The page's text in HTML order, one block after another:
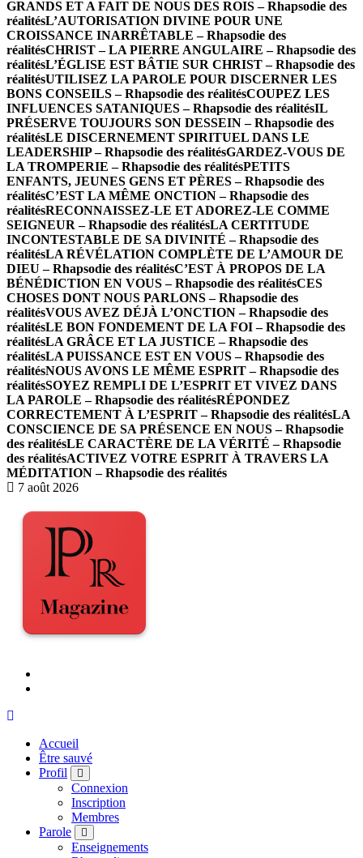
GRANDS ET A FAIT DE NOUS DES ROIS – Rhapsodie des
réalitésL’AUTORISATION DIVINE POUR UNE
CROISSANCE INARRÊTABLE – Rhapsodie des
réalitésCHRIST – LA PIERRE ANGULAIRE – Rhapsodie des
réalitésL’ÉGLISE EST BÂTIE SUR CHRIST – Rhapsodie des
réalitésUTILISEZ LA PAROLE POUR DISCERNER LES
BONS CONSEILS – Rhapsodie des réalitésCOUPEZ LES
INFLUENCES SATANIQUES – Rhapsodie des réalitésIL
PRÉSERVE TOUJOURS SON DESSEIN – Rhapsodie des
réalitésLE DISCERNEMENT SPIRITUEL DANS LE
LEADERSHIP – Rhapsodie des réalitésGARDEZ-VOUS DE
LA TROMPERIE – Rhapsodie des réalitésPETITS
ENFANTS, JEUNES GENS ET PÈRES – Rhapsodie des
réalitésC’EST LA MÊME ONCTION – Rhapsodie des
réalitésRECONNAISSEZ-LE ET ADOREZ-LE COMME
SEIGNEUR – Rhapsodie des réalitésLA CERTITUDE
INCONTESTABLE DE SA DIVINITÉ – Rhapsodie des
réalitésLA RÉVÉLATION COMPLÈTE DE L’AMOUR DE
DIEU – Rhapsodie des réalitésC’EST À PROPOS DE LA
BÉNÉDICTION EN VOUS – Rhapsodie des réalitésCES
CHOSES DONT NOUS PARLONS – Rhapsodie des
réalitésVOUS AVEZ DÉJÀ L’ONCTION – Rhapsodie des
réalitésLE BON FONDEMENT DE LA FOI – Rhapsodie des
réalitésLA GRÂCE ET LA JUSTICE – Rhapsodie des
réalitésLA PUISSANCE EST EN VOUS – Rhapsodie des
réalitésNOUS AVONS LE MÊME ESPRIT – Rhapsodie des
réalitésSOYEZ REMPLI DE L’ESPRIT ET VIVEZ DANS
LA PAROLE – Rhapsodie des réalitésRÉPONDEZ
CORRECTEMENT À L’ESPRIT – Rhapsodie des réalitésLA
CONSCIENCE DE SA PRÉSENCE EN NOUS – Rhapsodie
des réalitésLE CARACTÈRE DE LA VÉRITÉ – Rhapsodie
des réalitésACTIVEZ VOTRE ESPRIT À TRAVERS LA
MÉDITATION – Rhapsodie des réalités
7 août 2026
Accueil
Être sauvé
Profil
Connexion
Inscription
Membres
Parole
Enseignements